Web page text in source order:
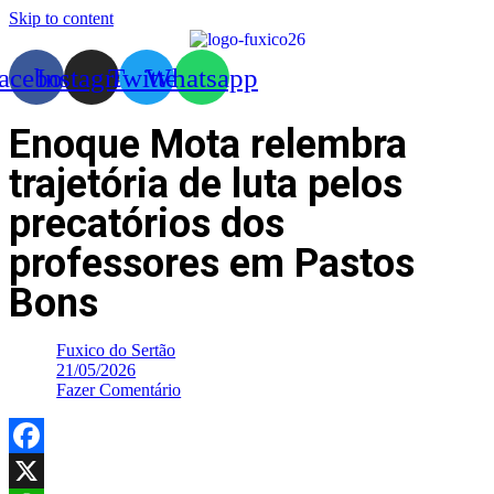
Skip to content
InstagramTwitterWhatsapp
Enoque Mota relembra
trajetória de luta pelos
precatórios dos
professores em Pastos
Bons
Fuxico do Sertão
21/05/2026
Fazer Comentário
Facebook